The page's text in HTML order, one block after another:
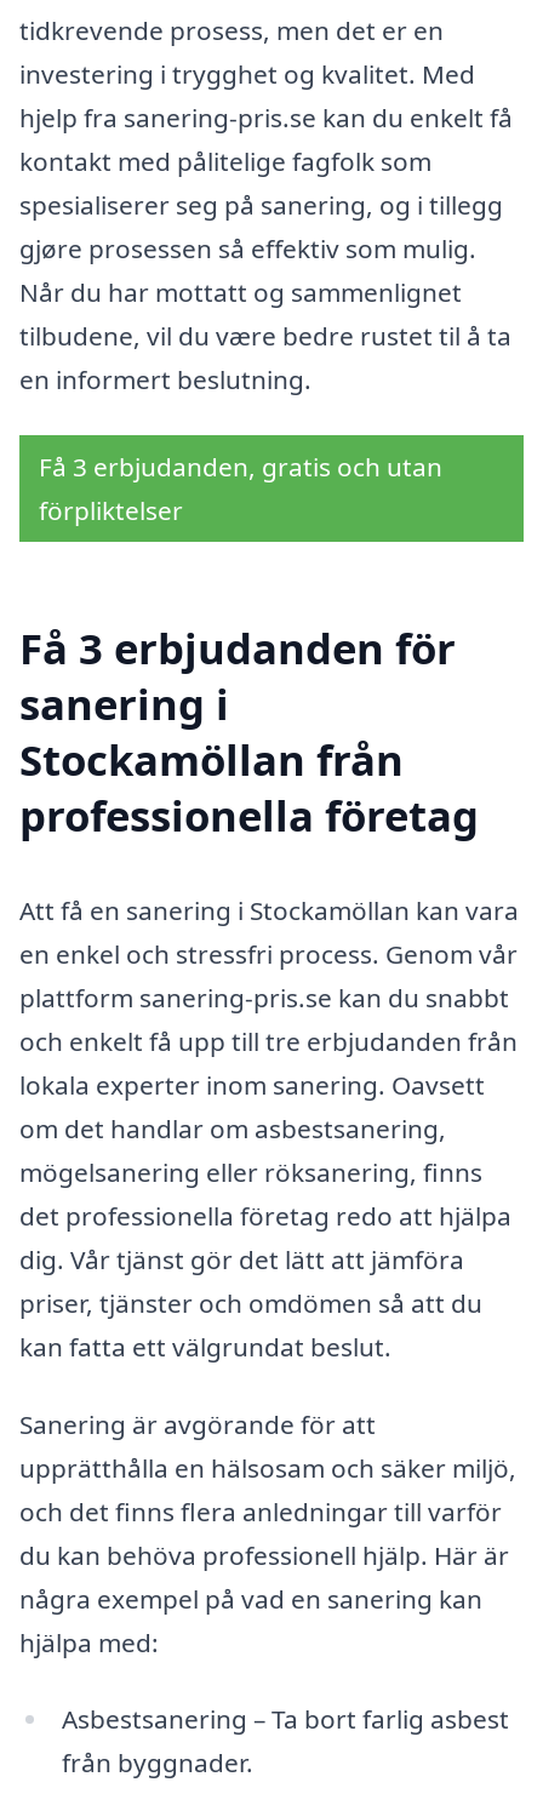
tidkrevende prosess, men det er en
investering i trygghet og kvalitet. Med
hjelp fra sanering-pris.se kan du enkelt få
kontakt med pålitelige fagfolk som
spesialiserer seg på sanering, og i tillegg
gjøre prosessen så effektiv som mulig.
Når du har mottatt og sammenlignet
tilbudene, vil du være bedre rustet til å ta
en informert beslutning.
Få 3 erbjudanden, gratis och utan
förpliktelser
Få 3 erbjudanden för
sanering i
Stockamöllan från
professionella företag
Att få en sanering i Stockamöllan kan vara
en enkel och stressfri process. Genom vår
plattform sanering-pris.se kan du snabbt
och enkelt få upp till tre erbjudanden från
lokala experter inom sanering. Oavsett
om det handlar om asbestsanering,
mögelsanering eller röksanering, finns
det professionella företag redo att hjälpa
dig. Vår tjänst gör det lätt att jämföra
priser, tjänster och omdömen så att du
kan fatta ett välgrundat beslut.
Sanering är avgörande för att
upprätthålla en hälsosam och säker miljö,
och det finns flera anledningar till varför
du kan behöva professionell hjälp. Här är
några exempel på vad en sanering kan
hjälpa med:
Asbestsanering – Ta bort farlig asbest
från byggnader.